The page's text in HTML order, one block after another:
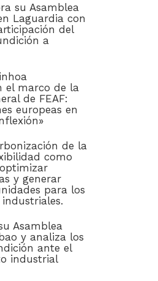
su Asamblea
Laguardia con
del
a
el marco de la
de FEAF:
europeas en
de la
como
y generar
para los
Asamblea
y analiza los
ante el
industrial